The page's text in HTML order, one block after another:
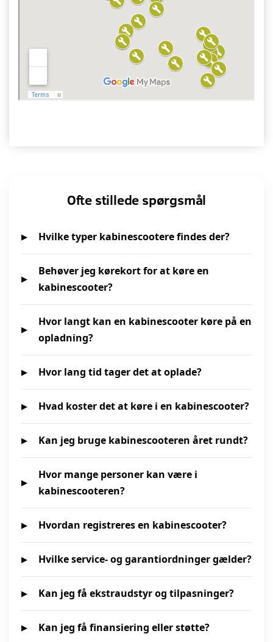
Ofte stillede spørgsmål
Hvilke typer kabinescootere findes der?
Behøver jeg kørekort for at køre en
kabinescooter?
Hvor langt kan en kabinescooter køre på en
opladning?
Hvor lang tid tager det at oplade?
Hvad koster det at køre i en kabinescooter?
Kan jeg bruge kabinescooteren året rundt?
Hvor mange personer kan være i
kabinescooteren?
Hvordan registreres en kabinescooter?
Hvilke service- og garantiordninger gælder?
Kan jeg få ekstraudstyr og tilpasninger?
Kan jeg få finansiering eller støtte?